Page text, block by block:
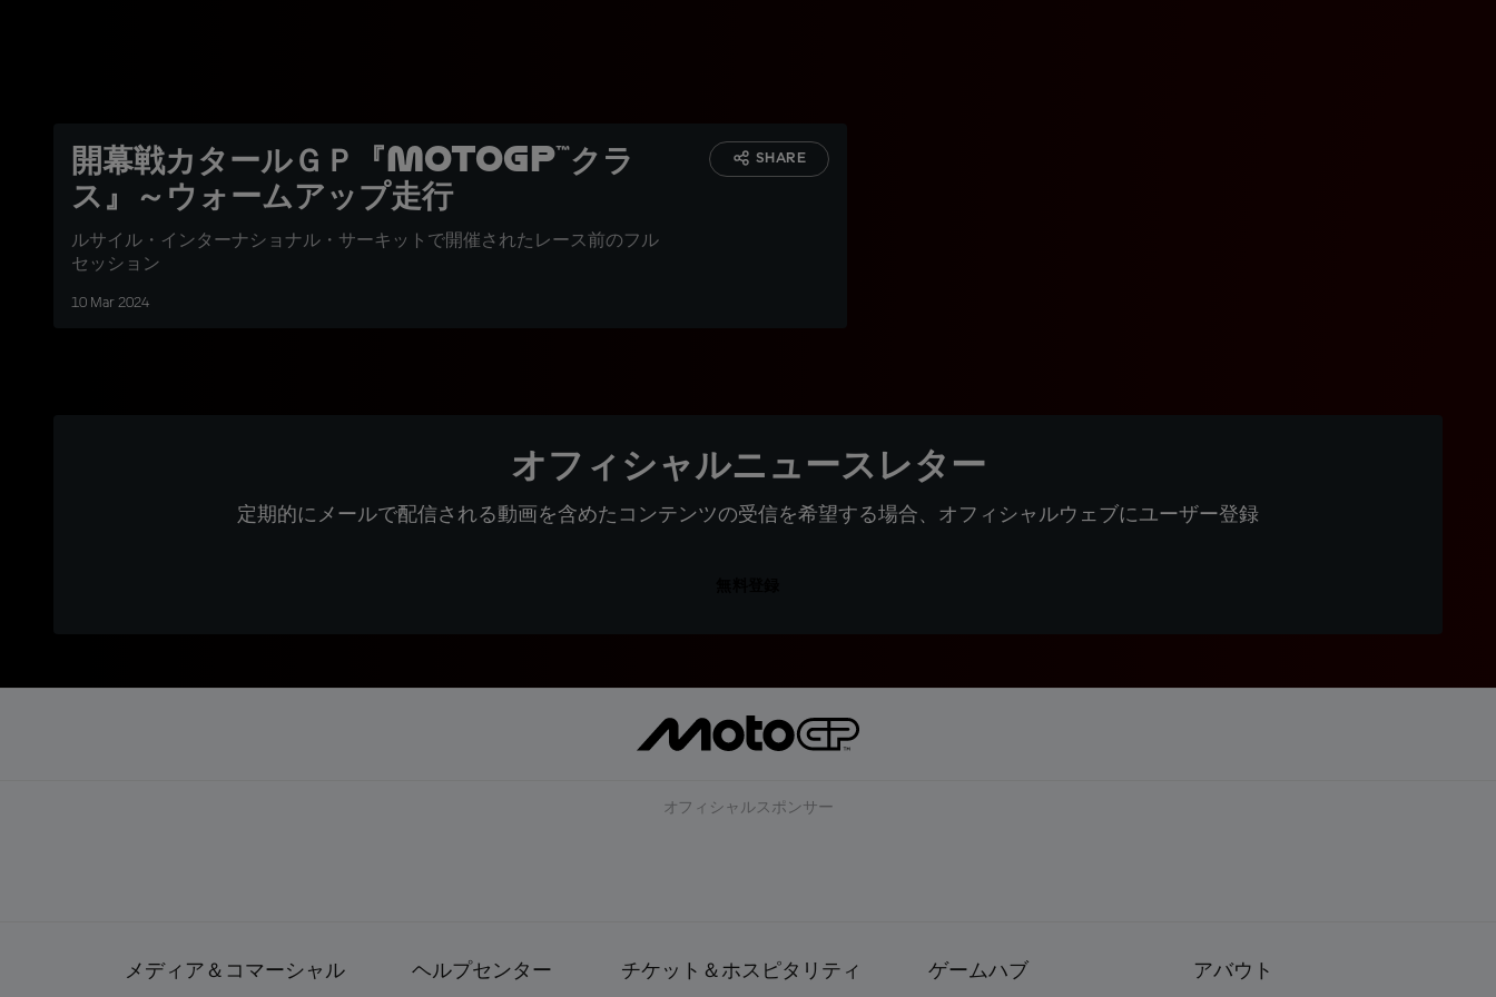
開幕戦カタールＧＰ『MotoGP™クラ
ス』～ウォームアップ走行
ルサイル・インターナショナル・サーキットで開催されたレース前のフル
セッション
10 Mar 2024
SHARE
オフィシャルニュースレター
定期的にメールで配信される動画を含めたコンテンツの受信を希望する場合、オフィシャルウェブにユーザー登録
オフィシャルスポンサー
メディア＆コマーシャル ヘルプセンター チケット＆ホスピタリティ ゲームハブ アバウト